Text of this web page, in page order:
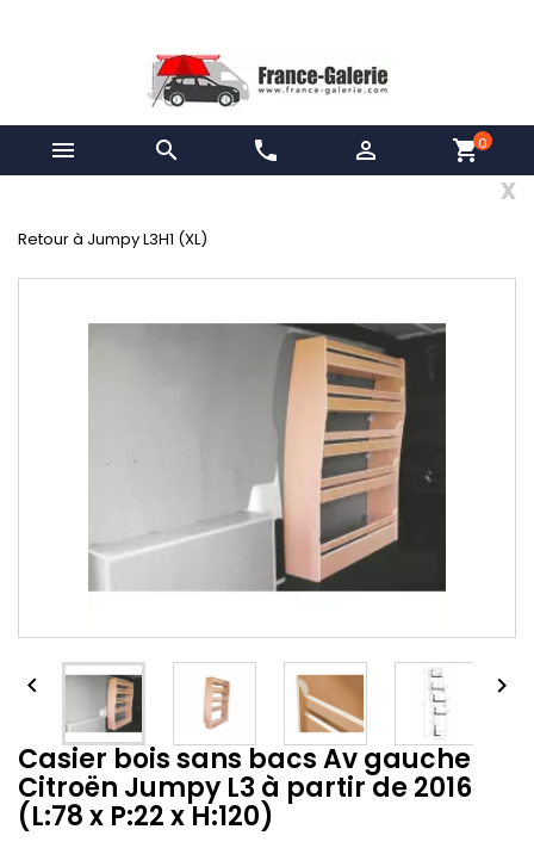
  phone  shopping_cart0
x
Retour à Jumpy L3H1 (XL)
 
Casier bois sans bacs Av gauche
Citroën Jumpy L3 à partir de 2016
(L:78 x P:22 x H:120)